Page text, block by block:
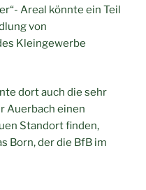
Areal könnte ein Teil
von
Kleingewerbe
dort auch die sehr
Auerbach einen
Standort finden,
Born, der die BfB im